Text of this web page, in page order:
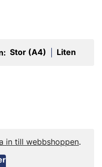
Stor (A4) Liten
in till webbshoppen.